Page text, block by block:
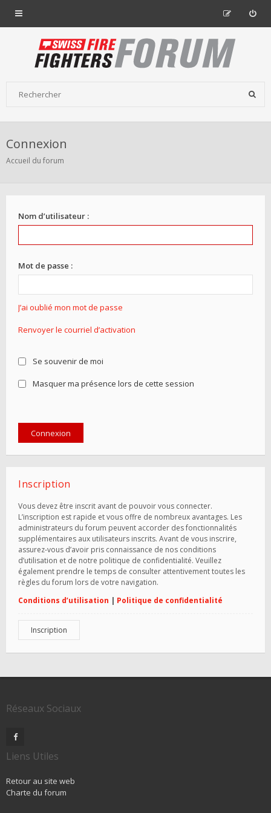
Connexion
Accueil du forum
Nom d’utilisateur :
Mot de passe :
J’ai oublié mon mot de passe
Renvoyer le courriel d’activation
Se souvenir de moi
Masquer ma présence lors de cette session
Inscription
Vous devez être inscrit avant de pouvoir vous connecter.
L’inscription est rapide et vous offre de nombreux avantages. Les
administrateurs du forum peuvent accorder des fonctionnalités
supplémentaires aux utilisateurs inscrits. Avant de vous inscrire,
assurez-vous d’avoir pris connaissance de nos conditions
d’utilisation et de notre politique de confidentialité. Veuillez
également prendre le temps de consulter attentivement toutes les
règles du forum lors de votre navigation.
Conditions d’utilisation | Politique de confidentialité
Inscription
Réseaux Sociaux
Liens Utiles
Retour au site web
Charte du forum